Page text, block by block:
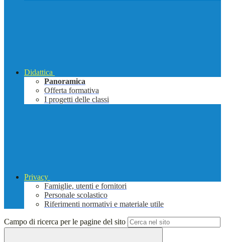
Didattica
Panoramica
Offerta formativa
I progetti delle classi
Privacy
Famiglie, utenti e fornitori
Personale scolastico
Riferimenti normativi e materiale utile
Campo di ricerca per le pagine del sito